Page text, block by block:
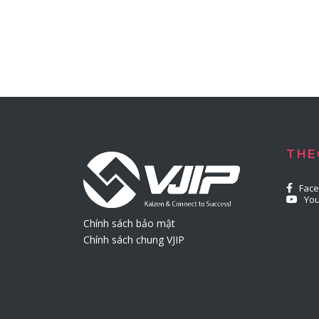
Chính sách bảo mật
Chính sách chung VJIP